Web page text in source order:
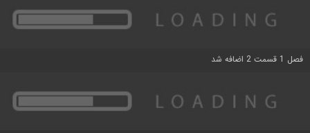
فصل 1 قسمت 2 اضافه شد